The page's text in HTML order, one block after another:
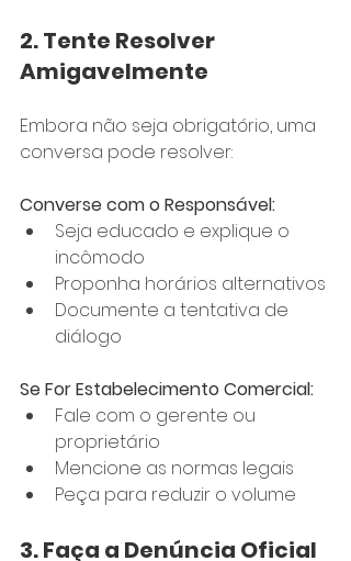
2. Tente Resolver
Amigavelmente
Embora não seja obrigatório, uma
conversa pode resolver:
Converse com o Responsável:
Seja educado e explique o
incômodo
Proponha horários alternativos
Documente a tentativa de
diálogo
Se For Estabelecimento Comercial:
Fale com o gerente ou
proprietário
Mencione as normas legais
Peça para reduzir o volume
3. Faça a Denúncia Oficial